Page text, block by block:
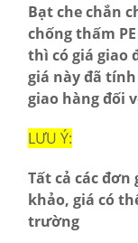
Bạt che chắn
chống thấm
thì có giá giao
giá này đã
giao hàng đối
LƯU Ý:
Tất cả các
khảo, giá có
trường